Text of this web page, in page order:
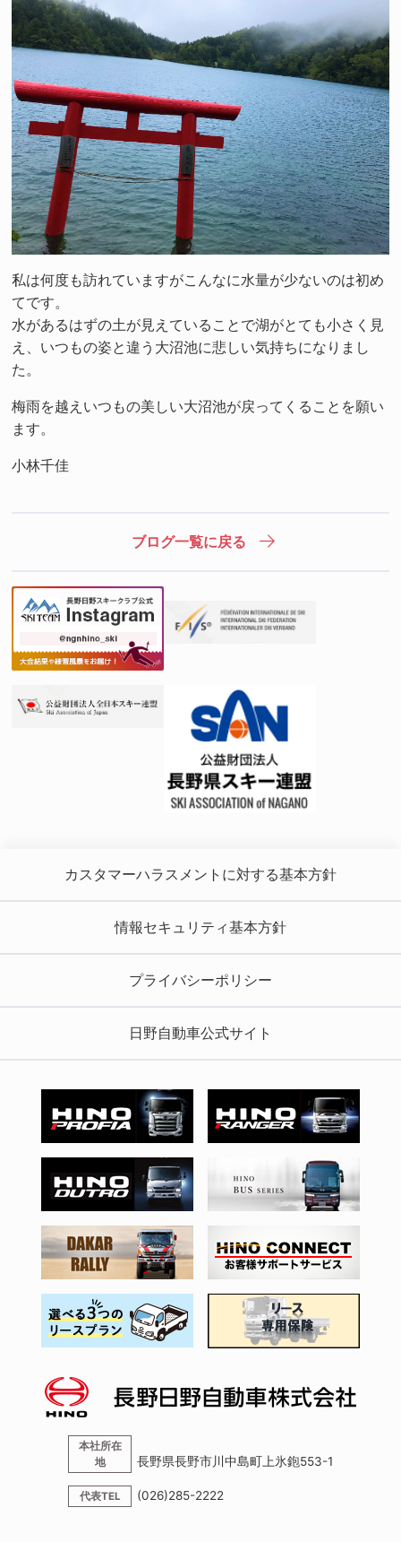
私は何度も訪れていますがこんなに水量が少ないのは初め
てです。
水があるはずの土が見えていることで湖がとても小さく見
え、いつもの姿と違う大沼池に悲しい気持ちになりまし
た。
梅雨を越えいつもの美しい大沼池が戻ってくることを願い
ます。
小林千佳
ブログ一覧に戻る
カスタマーハラスメントに対する基本方針
情報セキュリティ基本方針
プライバシーポリシー
日野自動車公式サイト
本社所在
地
長野県長野市川中島町上氷鉋553-1
代表TEL (026)285-2222